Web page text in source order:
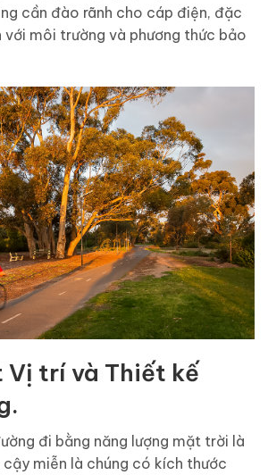
cần đào rãnh cho cáp điện, đặc
môi trường và phương thức bảo
Vị trí và Thiết kế
đi bằng năng lượng mặt trời là
miễn là chúng có kích thước